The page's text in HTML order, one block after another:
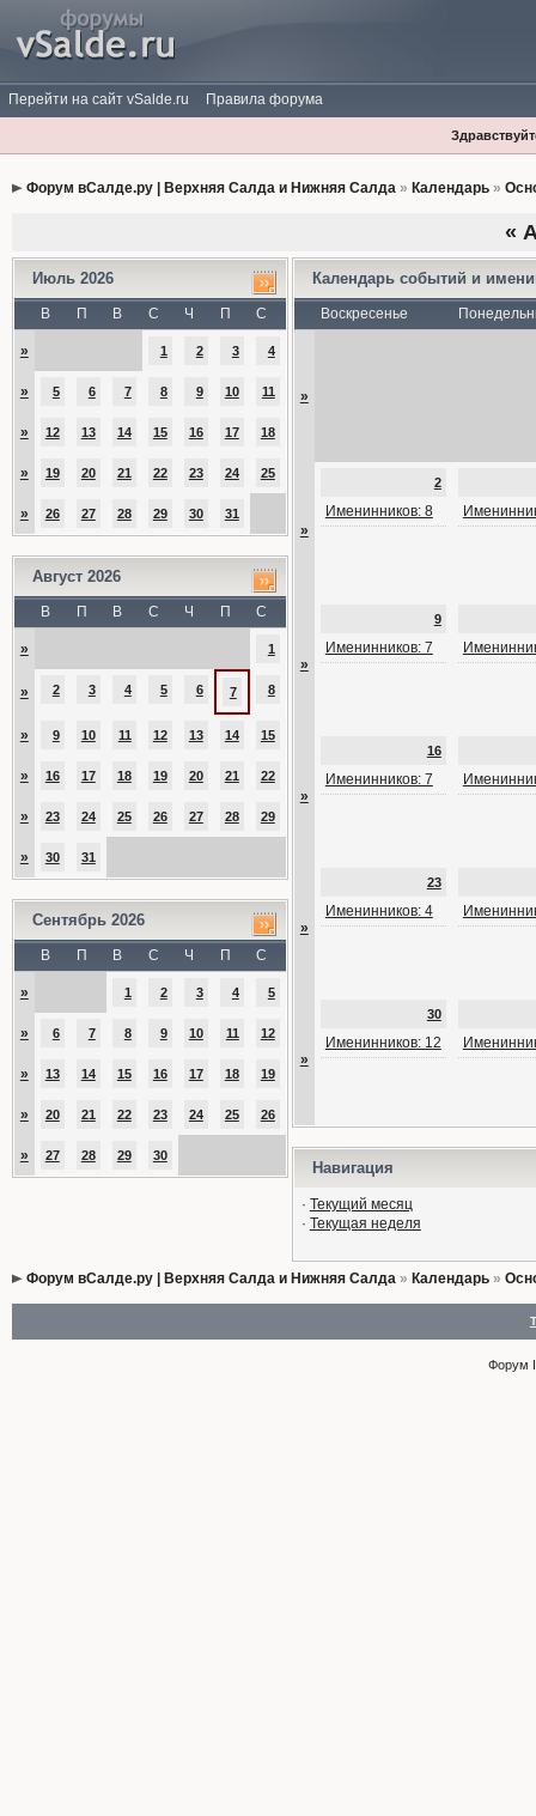
Перейти на сайт vSalde.ru Правила форума
Форум вСалде.ру | Верхняя Салда и Нижняя Салда» Календарь»
«
Июль 2026
В П В С Ч П С
» 1 2 3 4
» 5 6 7 8 9 10 11
» 12 13 14 15 16 17 18
» 19 20 21 22 23 24 25
» 26 27 28 29 30 31
Август 2026
В П В С Ч П С
» 1
» 2 3 4 5 6 7 8
» 9 10 11 12 13 14 15
» 16 17 18 19 20 21 22
» 23 24 25 26 27 28 29
» 30 31
Сентябрь 2026
В П В С Ч П С
» 1 2 3 4 5
» 6 7 8 9 10 11 12
» 13 14 15 16 17 18 19
» 20 21 22 23 24 25 26
» 27 28 29 30
Календарь событий и
Воскресенье
»
»
2
Именинников: 8
»
9
Именинников: 7
»
16
Именинников: 7
»
23
Именинников: 4
»
30
Именинников: 12
Навигация
· Текущий месяц
· Текущая неделя
Форум вСалде.ру | Верхняя Салда и Нижняя Салда» Календарь»
Форум